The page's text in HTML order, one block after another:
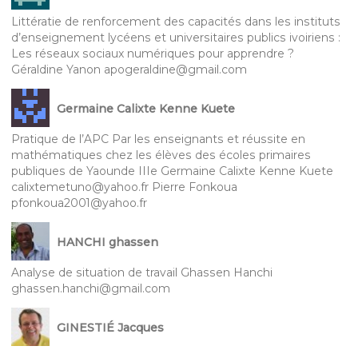
Littératie de renforcement des capacités dans les instituts
d’enseignement lycéens et universitaires publics ivoiriens :
Les réseaux sociaux numériques pour apprendre ?
Géraldine Yanon apogeraldine@gmail.com
Germaine Calixte Kenne Kuete
Pratique de l’APC Par les enseignants et réussite en
mathématiques chez les élèves des écoles primaires
publiques de Yaounde IIIe Germaine Calixte Kenne Kuete
calixtemetuno@yahoo.fr Pierre Fonkoua
pfonkoua2001@yahoo.fr
HANCHI ghassen
Analyse de situation de travail Ghassen Hanchi
ghassen.hanchi@gmail.com
GINESTIÉ Jacques